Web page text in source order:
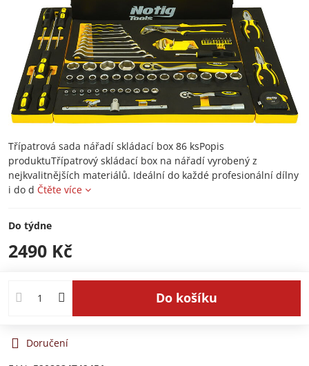
Třípatrová sada nářadí skládací box 86 ksPopis
produktuTřípatrový skládací box na nářadí vyrobený z
nejkvalitnějších materiálů. Ideální do každé profesionální dílny
i do d Čtěte více
Do týdne
2490 Kč
Do košíku
Doručení